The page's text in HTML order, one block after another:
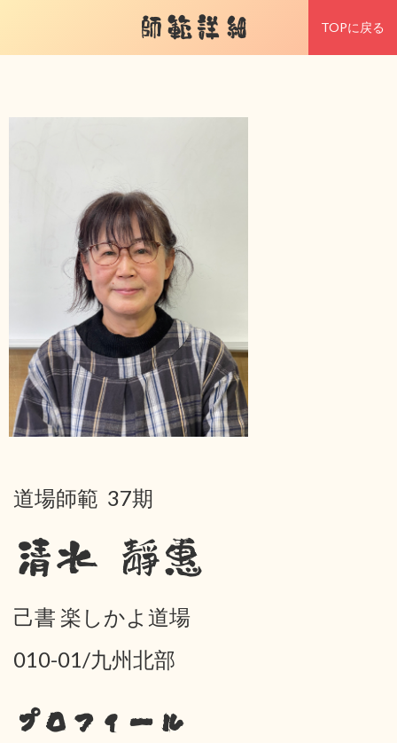
師範詳細 TOPに戻る
道場師範 37期
清水 靜惠
己書 楽しかよ道場
010-01/九州北部
プロフィール